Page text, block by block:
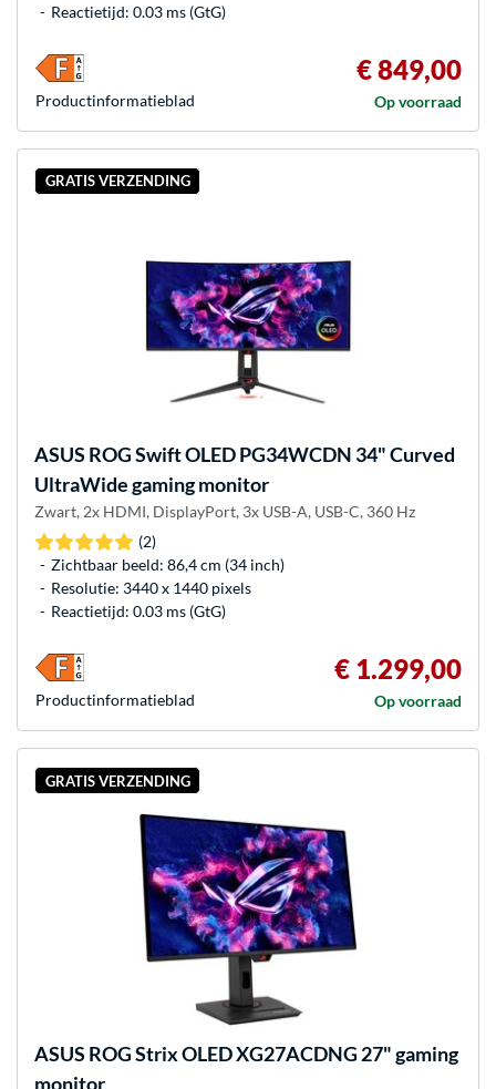
Reactietijd: 0.03 ms (GtG)
€ 849,00
Op voorraad
Product­informatieblad
GRATIS VERZENDING
ASUS ROG Swift OLED PG34WCDN 34" Curved
UltraWide gaming monitor
Zwart, 2x HDMI, DisplayPort, 3x USB-A, USB-C, 360 Hz
(2)
Zichtbaar beeld: 86,4 cm (34 inch)
Resolutie: 3440 x 1440 pixels
Reactietijd: 0.03 ms (GtG)
€ 1.299,00
Op voorraad
Product­informatieblad
GRATIS VERZENDING
ASUS ROG Strix OLED XG27ACDNG 27" gaming
monitor